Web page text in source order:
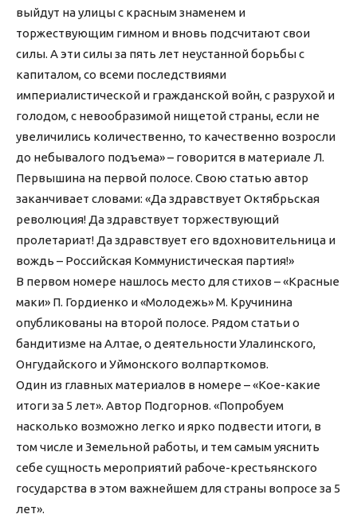
выйдут на улицы с красным знаменем и
торжествующим гимном и вновь подсчитают свои
силы. А эти силы за пять лет неустанной борьбы с
капиталом, со всеми последствиями
империалистической и гражданской войн, с разрухой и
голодом, с невообразимой нищетой страны, если не
увеличились количественно, то качественно возросли
до небывалого подъема» – говорится в материале Л.
Первышина на первой полосе. Свою статью автор
заканчивает словами: «Да здравствует Октябрьская
революция! Да здравствует торжествующий
пролетариат! Да здравствует его вдохновительница и
вождь – Российская Коммунистическая партия!»
В первом номере нашлось место для стихов – «Красные
маки» П. Гордиенко и «Молодежь» М. Кручинина
опубликованы на второй полосе. Рядом статьи о
бандитизме на Алтае, о деятельности Улалинского,
Онгудайского и Уймонского волпарткомов.
Один из главных материалов в номере – «Кое-какие
итоги за 5 лет». Автор Подгорнов. «Попробуем
насколько возможно легко и ярко подвести итоги, в
том числе и Земельной работы, и тем самым уяснить
себе сущность мероприятий рабоче-крестьянского
государства в этом важнейшем для страны вопросе за 5
лет».